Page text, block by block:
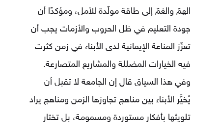
الهمّ والغمّ إلى طاقة مولّدة للأمل، ومؤكدًا أن
جودة التعليم في ظل الحروب والأزمات يجب أن
تعزّز المناعة الإيمانية لدى الأبناء في زمن كثرت
فيه الخيارات المضللة والمشاريع المتصارعة.
وفي هذا السياق قال إن الجامعة لا تقبل أن
يُخيَّر الأبناء بين مناهج تجاوزها الزمن ومناهج يراد
تلويثها بأفكار مستوردة ومسمومة، بل تختار